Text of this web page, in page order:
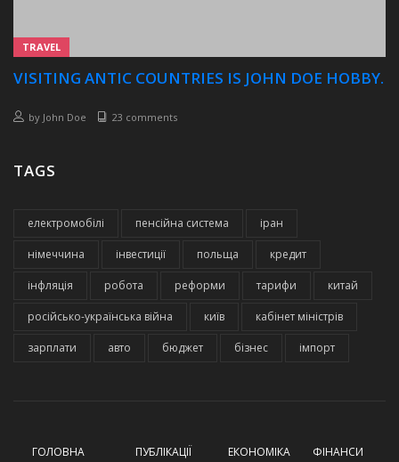
TRAVEL
VISITING ANTIC COUNTRIES IS JOHN DOE HOBBY.
by John Doe 23 comments
TAGS
електромобілі пенсійна система іран
німеччина інвестиції польща кредит
інфляція робота реформи тарифи китай
російсько-українська війна київ кабінет міністрів
зарплати авто бюджет бізнес імпорт
ГОЛОВНА ПУБЛІКАЦІЇ ЕКОНОМІКА ФІНАНСИ